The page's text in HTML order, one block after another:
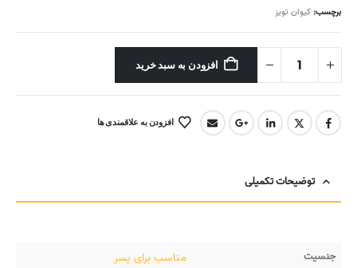
برچسب: کیوان تویز
افزودن به سبد خرید
افزودن به علاقمندی ها
توضیحات تکمیلی
جنسیت مناسب برای پسر